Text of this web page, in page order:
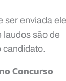
ser enviada
laudos são de
candidato.
Concurso